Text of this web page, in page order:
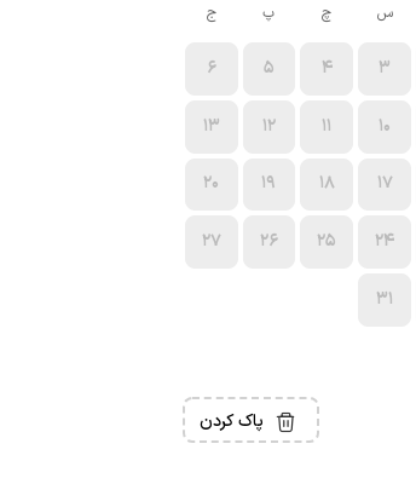
س چ پ ج
3
4
5
6
10
11
12
13
17
18
19
20
24
25
26
27
31
پاک کردن